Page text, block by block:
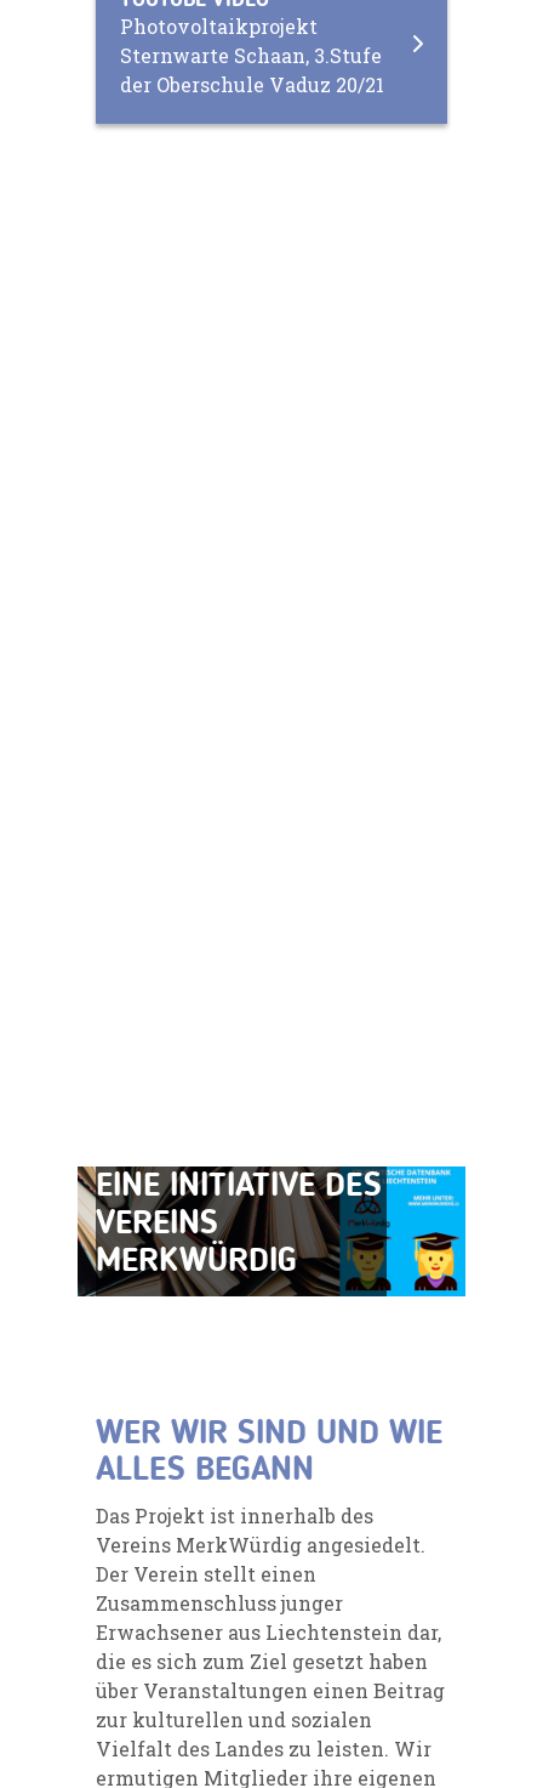
Photovoltaikprojekt
Sternwarte Schaan, 3.Stufe
der Oberschule Vaduz 20/21
EINE INITIATIVE DES
VEREINS
MERKWÜRDIG
WER WIR SIND UND WIE
ALLES BEGANN
Das Projekt ist innerhalb des
Vereins MerkWürdig angesiedelt.
Der Verein stellt einen
Zusammenschluss junger
Erwachsener aus Liechtenstein dar,
die es sich zum Ziel gesetzt haben
über Veranstaltungen einen Beitrag
zur kulturellen und sozialen
Vielfalt des Landes zu leisten. Wir
ermutigen Mitglieder ihre eigenen